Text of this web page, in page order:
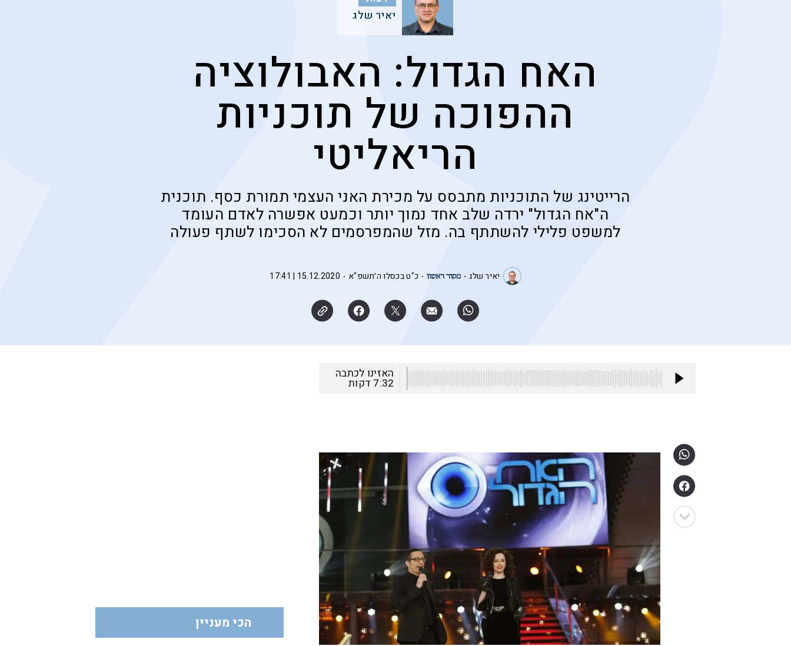
יאיר שלג
האח הגדול: האבולוציה
ההפוכה של תוכניות
הריאליטי
הרייטינג של התוכניות מתבסס על מכירת האני העצמי תמורת כסף. תוכנית
ה"אח הגדול" ירדה שלב אחד נמוך יותר וכמעט אפשרה לאדם העומד
למשפט פלילי להשתתף בה. מזל שהמפרסמים לא הסכימו לשתף פעולה
יאיר שלג כ"ט בכסלו ה׳תשפ"א 15.12.2020 | 17:41
האזינו לכתבה
7:32 דקות
הכי מעניין